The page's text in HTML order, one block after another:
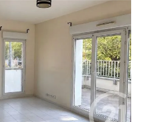
à vendre
€
immeuble récente situé à